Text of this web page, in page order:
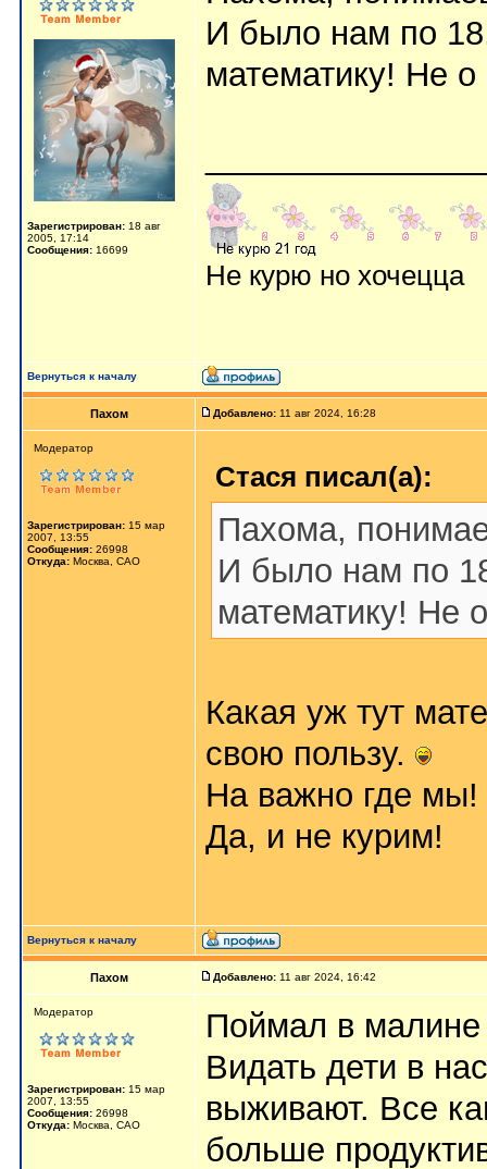
Зарегистрирован: 18 авг
2005, 17:14
Сообщения: 16699
И было нам по
математику! Не
Не курю но хочецца
Вернуться к началу
Пахом Добавлено: 11 авг 2024, 16:28
Мoдератор
Зарегистрирован: 15 мар
2007, 13:55
Сообщения: 26998
Откуда: Москва, САО
Стася писал(а):
Пахома,
И было нам по
математику! Не
Какая уж тут
свою пользу.
На важно где мы!
Да, и не курим!
Вернуться к началу
Пахом Добавлено: 11 авг 2024, 16:42
Мoдератор
Зарегистрирован: 15 мар
2007, 13:55
Сообщения: 26998
Откуда: Москва, САО
Поймал в малине
Видать дети в
выживают. Все
больше